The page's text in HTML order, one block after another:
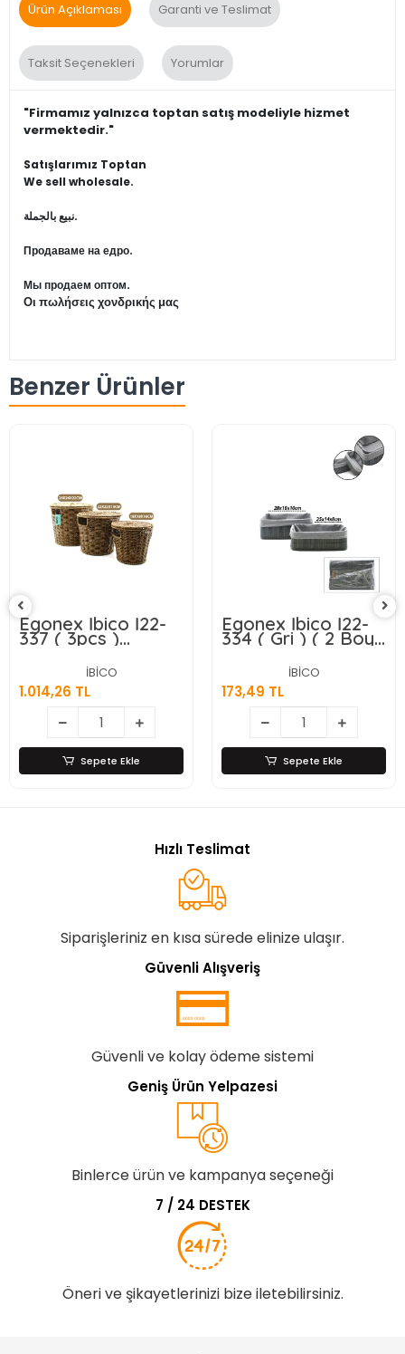
Ürün Açıklaması Garanti ve Teslimat
Taksit Seçenekleri Yorumlar
"Firmamız yalnızca toptan satış modeliyle hizmet
vermektedir."
Satışlarımız Toptan
We sell wholesale.
نبيع بالجملة.
Продаваме на едро.
Мы продаем оптом.
Οι πωλήσεις χονδρικής μας
Benzer Ürünler
Egonex İbico İ22-
337 ( 3pcs )
(yuvarlak) (metal
İskele ) Pls.hasır
Organizer Sepet (
Kapaklı ) (
22x22x18cm )*12=k
İBİCO
1.014,26 TL
Sepete Ekle
Egonex İbico İ22-
334 ( Gri ) ( 2 Boy
) ( D.dörtgen ) (
Bambu Kenar )
Organizer Sepet (
Ahşap Altlık &
Bezli ) ( 25x14-
28x18cm )*36
İBİCO
173,49 TL
Sepete Ekle
Hızlı Teslimat
Siparişleriniz en kısa sürede elinize ulaşır.
Güvenli Alışveriş
Güvenli ve kolay ödeme sistemi
Geniş Ürün Yelpazesi
Binlerce ürün ve kampanya seçeneği
7 / 24 DESTEK
Öneri ve şikayetlerinizi bize iletebilirsiniz.